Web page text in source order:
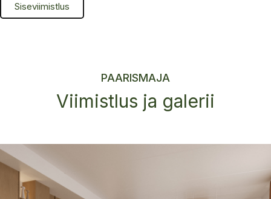
Siseviimistlus
PAARISMAJA
Viimistlus ja galerii